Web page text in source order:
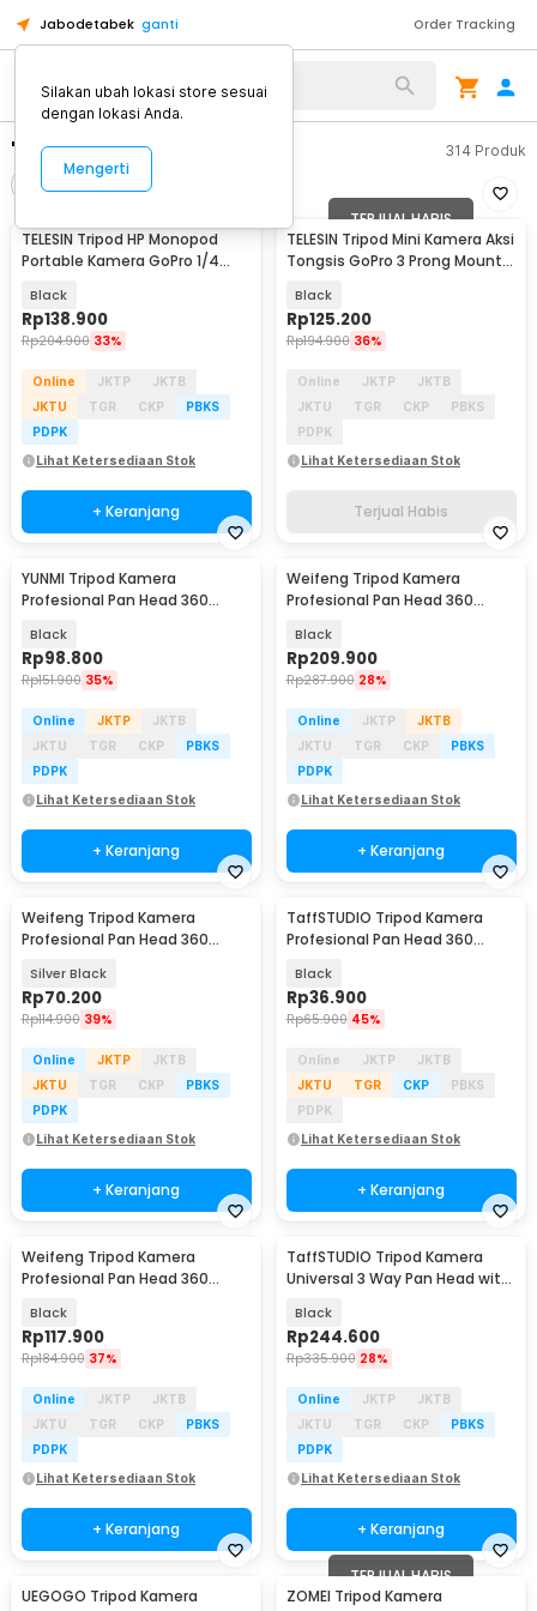
Jabodetabek ganti Order Tracking
"tripod kamera gopro" 314 Produk
Urutkan
TELESIN Tripod HP Monopod
Portable Kamera GoPro 1/4
Black
Rp138.900
Rp204.900 33%
Online JKTP
JKTB
JKTU
TGR CKP
PBKS
PDPK
Lihat Ketersediaan Stok
+ Keranjang
TERJUAL HABIS
TELESIN Tripod Mini Kamera Aksi
Tongsis GoPro 3 Prong Mount
Black
Rp125.200
Rp194.900 36%
Online JKTP
JKTB
JKTU
TGR CKP
PBKS
PDPK
Lihat Ketersediaan Stok
Terjual Habis
YUNMI Tripod Kamera
Profesional Pan Head 360
Black
Rp98.800
Rp151.900 35%
Online JKTP
JKTB
JKTU
TGR CKP
PBKS
PDPK
Lihat Ketersediaan Stok
+ Keranjang
Weifeng Tripod Kamera
Profesional Pan Head 360
Black
Rp209.900
Rp287.900 28%
Online JKTP
JKTB
JKTU
TGR CKP
PBKS
PDPK
Lihat Ketersediaan Stok
+ Keranjang
Weifeng Tripod Kamera
Profesional Pan Head 360
WT-3110A (Original)
Silver Black
Rp70.200
Rp114.900 39%
Online JKTP
JKTB
JKTU
TGR CKP
PBKS
PDPK
Lihat Ketersediaan Stok
+ Keranjang
TaffSTUDIO Tripod Kamera
Profesional Pan Head 360
Black
Rp36.900
Rp65.900 45%
Online JKTP
JKTB
JKTU
TGR CKP
PBKS
PDPK
Lihat Ketersediaan Stok
+ Keranjang
Weifeng Tripod Kamera
Profesional Pan Head 360
Black
Rp117.900
Rp184.900 37%
Online JKTP
JKTB
JKTU
TGR CKP
PBKS
PDPK
Lihat Ketersediaan Stok
+ Keranjang
Baru
TaffSTUDIO Tripod Kamera
Universal 3 Way Pan Head with
Black
Rp244.600
Rp335.900 28%
Online JKTP
JKTB
JKTU
TGR CKP
PBKS
PDPK
Lihat Ketersediaan Stok
+ Keranjang
UEGOGO Tripod Kamera
TERJUAL HABIS
ZOMEI Tripod Kamera
Silakan ubah lokasi store sesuai
dengan lokasi Anda.
Mengerti